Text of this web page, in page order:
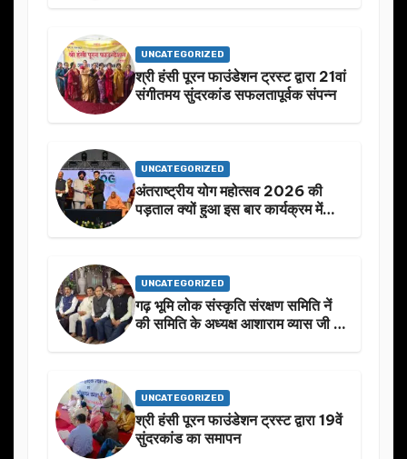
UNCATEGORIZED
श्री हंसी पूरन फाउंडेशन ट्रस्ट द्वारा 21वां
संगीतमय सुंदरकांड सफलतापूर्वक संपन्न
UNCATEGORIZED
अंतराष्ट्रीय योग महोत्सव 2026 की
पड़ताल क्यों हुआ इस बार कार्यक्रम में
UNCATEGORIZED
गढ़ भूमि लोक संस्कृति संरक्षण समिति नें
की समिति के अध्यक्ष आशाराम व्यास जी के
UNCATEGORIZED
श्री हंसी पूरन फाउंडेशन ट्रस्ट द्वारा 19वें
सुंदरकांड का समापन